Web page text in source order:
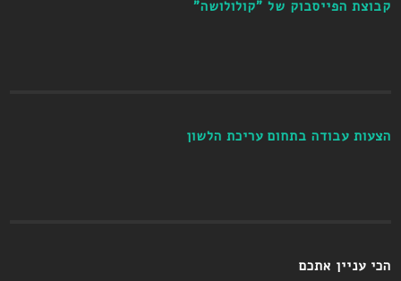
קבוצת הפייסבוק של "קולולושה"
הצעות עבודה בתחום עריכת הלשון
הכי עניין אתכם